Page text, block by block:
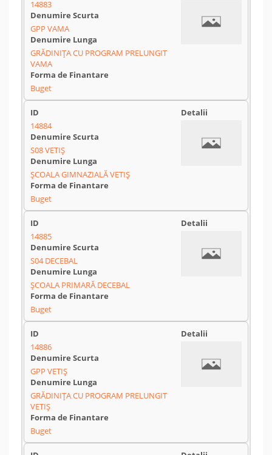
14883
GPP VAMA
GRĂDINIȚA CU PROGRAM PRELUNGIT
VAMA
Buget
14884
S08 VETIȘ
ȘCOALA GIMNAZIALĂ VETIȘ
Buget
14885
S04 DECEBAL
ȘCOALA PRIMARĂ DECEBAL
Buget
14886
GPP VETIȘ
GRĂDINIȚA CU PROGRAM PRELUNGIT
VETIȘ
Buget